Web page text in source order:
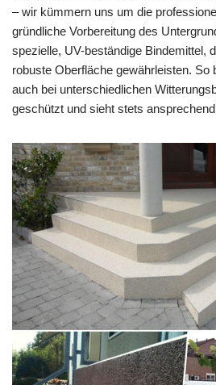
– wir kümmern uns um die
gründliche Vorbereitung des
spezielle, UV-beständige Bindemittel,
robuste Oberfläche gewährleisten. So
auch bei unterschiedlichen
geschützt und sieht stets